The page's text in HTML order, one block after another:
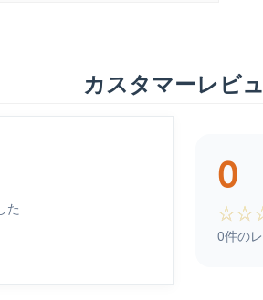
カスタマーレビ
た
0
☆☆
0件の